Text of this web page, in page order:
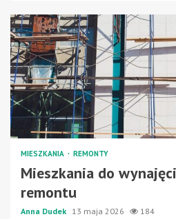
MIESZKANIA REMONTY
Mieszkania do
remontu
Anna Dudek 13 maja 2026 184